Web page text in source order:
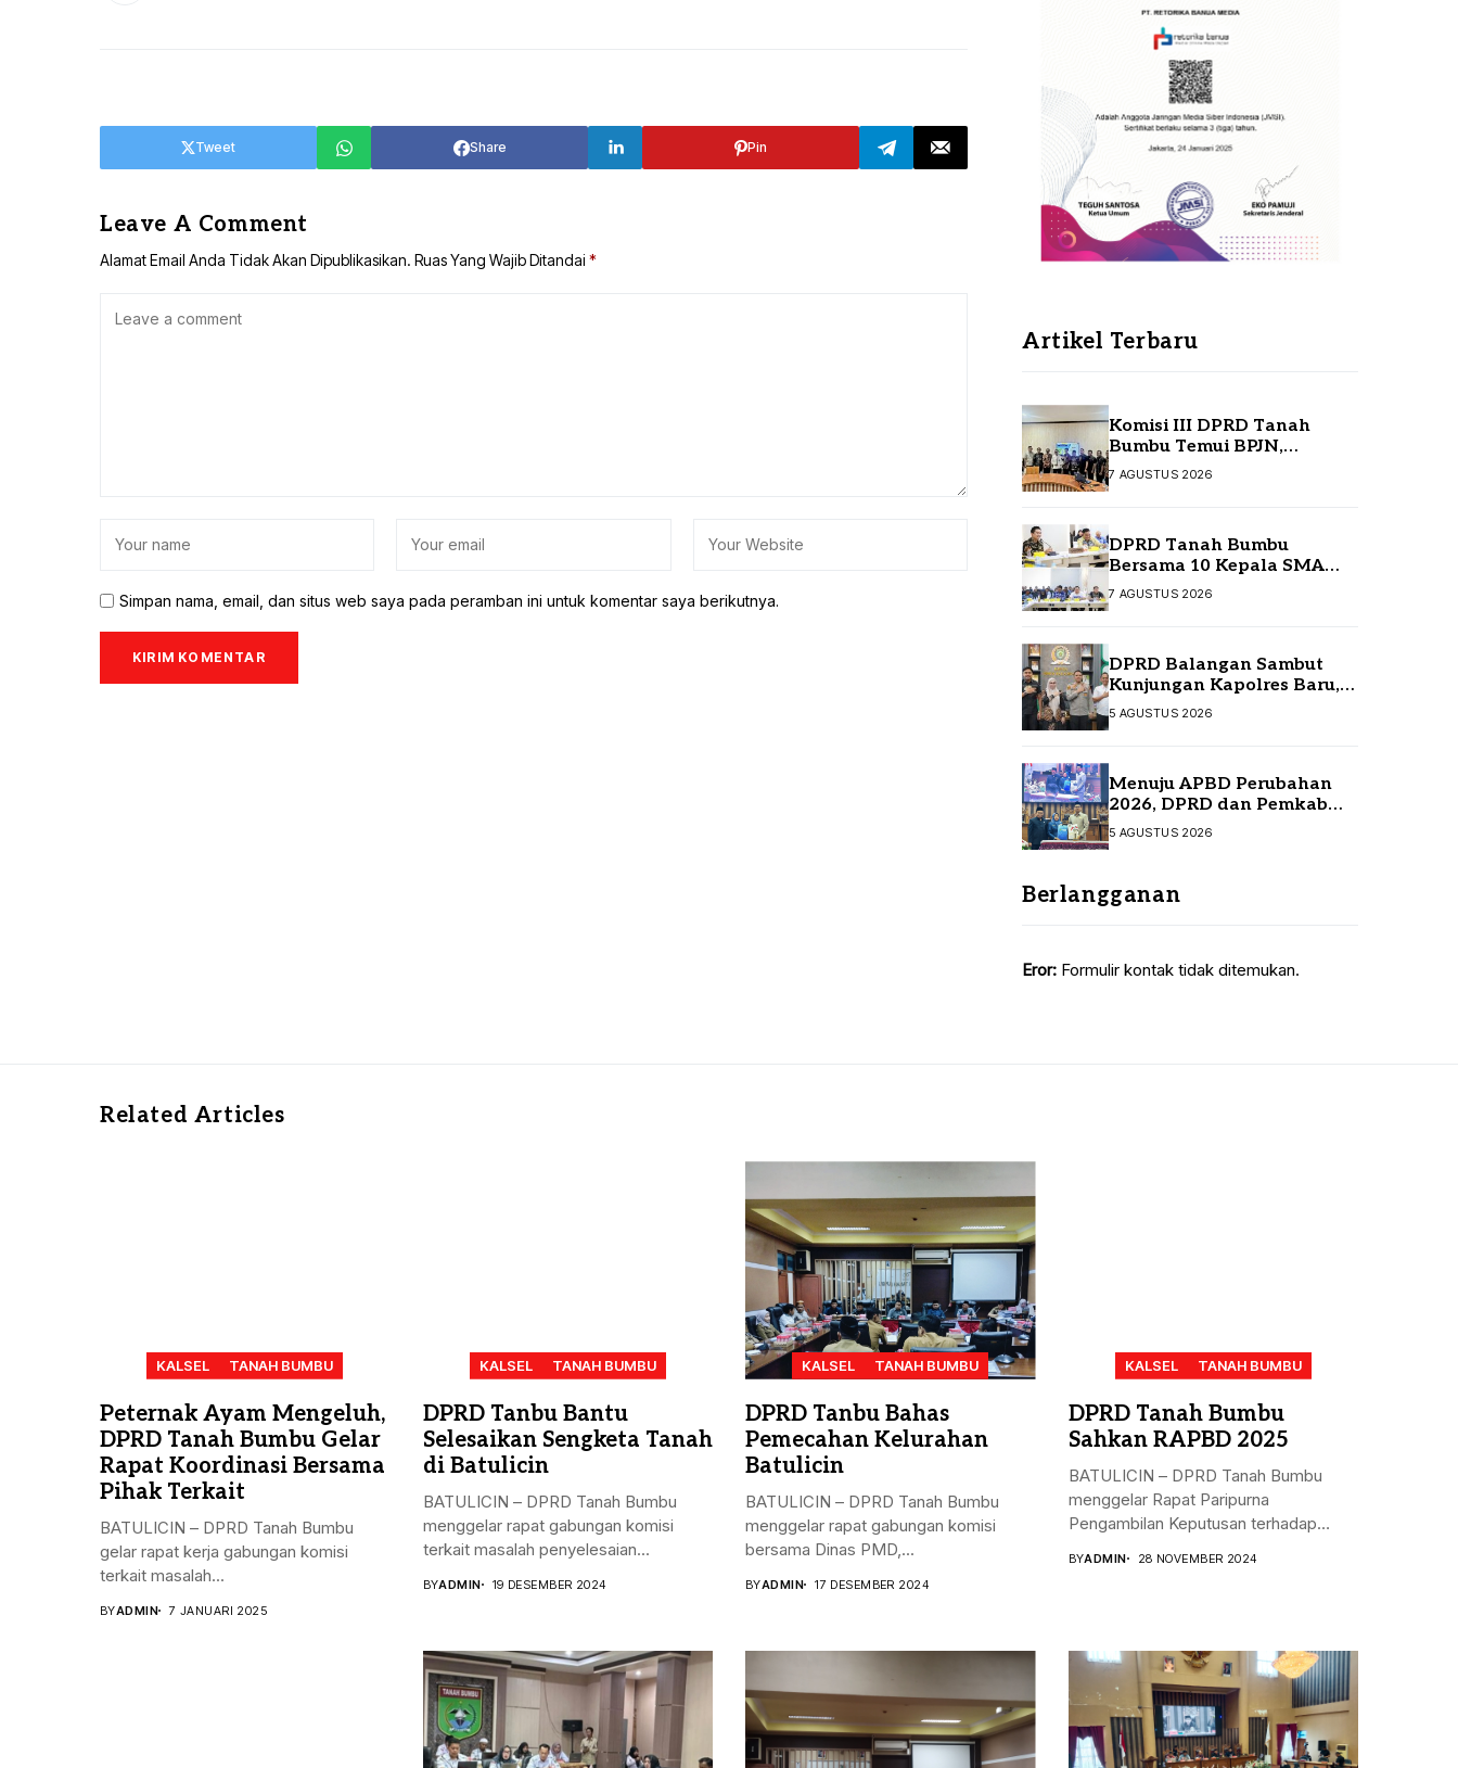
TANAH LAUT
Share
Tweet Pin
Leave A Comment
Alamat Email Anda Tidak Akan Dipublikasikan. Ruas Yang Wajib Ditandai *
Simpan nama, email, dan situs web saya pada peramban ini untuk komentar saya berikutnya.
Artikel Terbaru
Komisi III DPRD Tanah
Bumbu Temui BPJN,
Perjuangkan Sejumlah
7 AGUSTUS 2026
DPRD Tanah Bumbu
Bersama 10 Kepala SMA
Temui Disdikbud Kalsel,
7 AGUSTUS 2026
DPRD Balangan Sambut
Kunjungan Kapolres Baru,
Perkuat Sinergi
5 AGUSTUS 2026
Menuju APBD Perubahan
2026, DPRD dan Pemkab
Tanah Bumbu Resmi
5 AGUSTUS 2026
Berlangganan
Eror: Formulir kontak tidak ditemukan.
Related Articles
KALSEL TANAH BUMBU
Peternak Ayam Mengeluh,
DPRD Tanah Bumbu Gelar
Rapat Koordinasi Bersama
Pihak Terkait
BATULICIN – DPRD Tanah Bumbu
gelar rapat kerja gabungan komisi
terkait masalah...
BYADMIN 7 JANUARI 2025
KALSEL TANAH BUMBU
DPRD Tanbu Bantu
Selesaikan Sengketa Tanah
di Batulicin
BATULICIN – DPRD Tanah Bumbu
menggelar rapat gabungan komisi
terkait masalah penyelesaian...
BYADMIN 19 DESEMBER 2024
KALSEL TANAH BUMBU
DPRD Tanbu Bahas
Pemecahan Kelurahan
Batulicin
BATULICIN – DPRD Tanah Bumbu
menggelar rapat gabungan komisi
bersama Dinas PMD,...
BYADMIN 17 DESEMBER 2024
KALSEL TANAH BUMBU
DPRD Tanah Bumbu
Sahkan RAPBD 2025
BATULICIN – DPRD Tanah Bumbu
menggelar Rapat Paripurna
Pengambilan Keputusan terhadap
BYADMIN 28 NOVEMBER 2024